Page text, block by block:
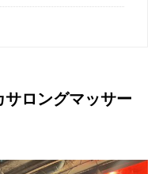
サロングマッサー